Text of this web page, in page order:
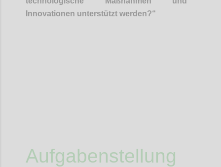
Innovationen unterstützt werden?“
Aufgabenstellung